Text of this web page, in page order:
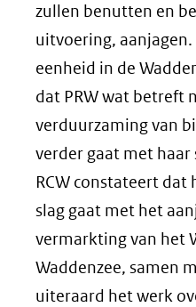
zullen benutten en
uitvoering,
eenheid in de
dat PRW wat betreft
verduurzaming van
verder gaat met haar
RCW constateert dat
slag gaat met het
vermarkting van het
Waddenzee, samen
uiteraard het werk